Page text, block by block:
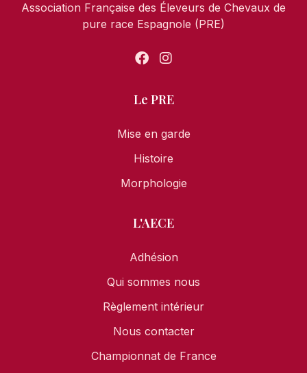
Association Française des Éleveurs de Chevaux de
pure race Espagnole (PRE)
Le PRE
Mise en garde
Histoire
Morphologie
L'AECE
Adhésion
Qui sommes nous
Règlement intérieur
Nous contacter
Championnat de France